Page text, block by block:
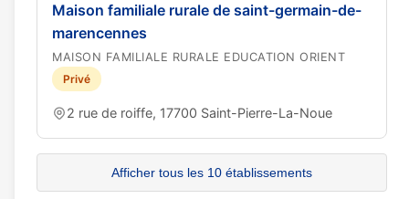
Maison familiale rurale de saint-germain-de-
marencennes
MAISON FAMILIALE RURALE EDUCATION ORIENT
Privé
2 rue de roiffe, 17700 Saint-Pierre-La-Noue
Afficher tous les 10 établissements